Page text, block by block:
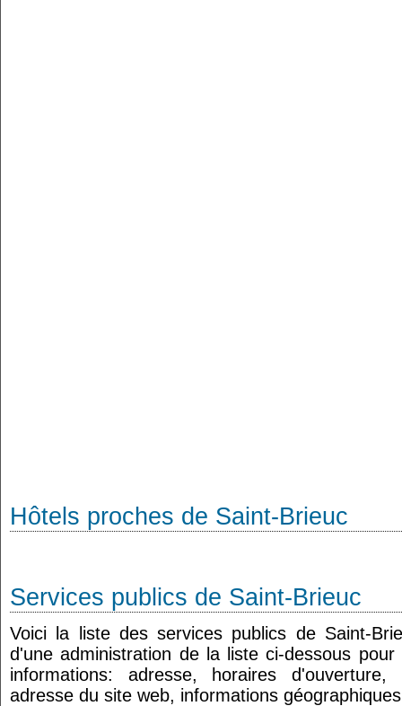
Hôtels proches de Saint-Brieuc
Services publics de Saint-Brieuc
Voici la liste des services publics de Saint-
d'une administration de la liste ci-dessous
informations: adresse, horaires
adresse du site web, informations